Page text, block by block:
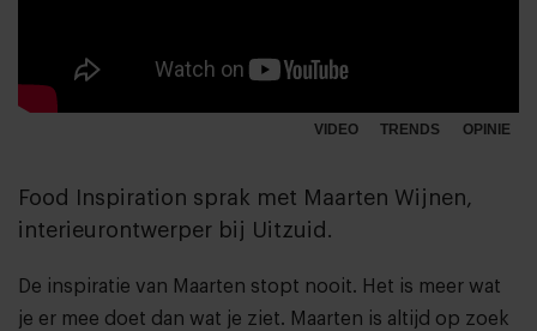
VIDEO TRENDS OPINIE
Food Inspiration sprak met Maarten Wijnen,
interieurontwerper bij Uitzuid.
De inspiratie van Maarten stopt nooit. Het is meer wat
je er mee doet dan wat je ziet. Maarten is altijd op zoek